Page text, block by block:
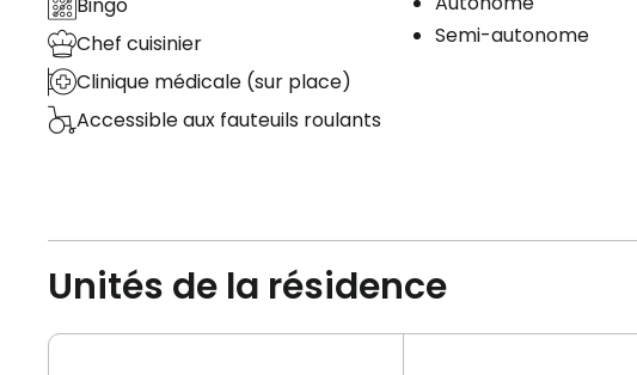
Bingo
Chef cuisinier
Clinique médicale (sur place)
Accessible aux fauteuils roulants
Semi-autonome
Unités de la résidence